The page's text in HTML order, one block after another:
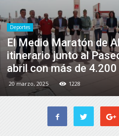
Deportes
El Medio Maratón de
itinerario junto al
abril con más de
20 marzo, 2025 1228